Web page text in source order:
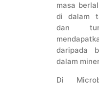
masa
di dalam
dan
daripada
dalam
Di